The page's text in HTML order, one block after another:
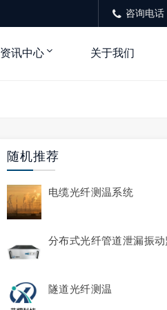
咨询电
资讯中心 关于我们
随机推荐
电缆光纤测温系统
分布式光纤管道泄漏振
隧道光纤测温